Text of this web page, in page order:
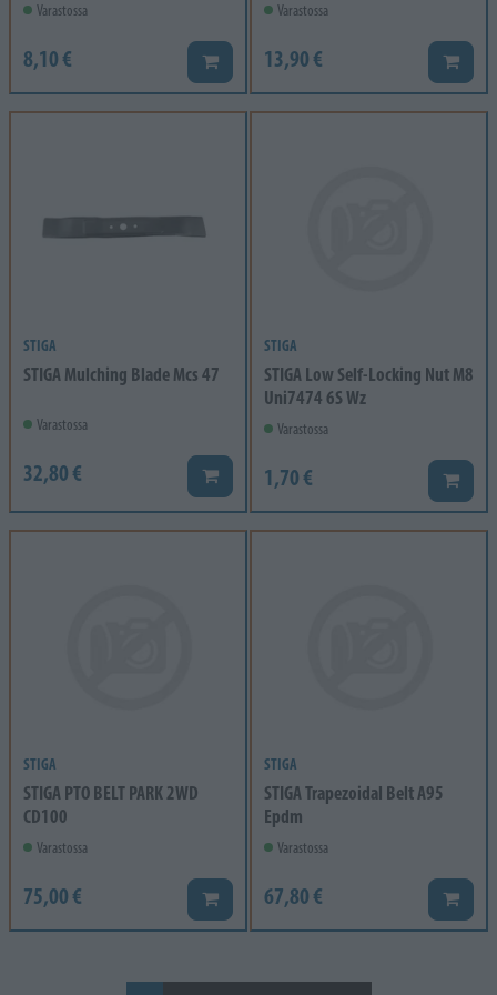
Varastossa
8,10 € Lisää koriin
Varastossa
13,90 € Lisää
STIGA
STIGA Mulching Blade Mcs 47
Varastossa
32,80 € Lisää koriin
STIGA
STIGA Low Self-Locking Nut M8
Uni7474 6S Wz
Varastossa
1,70 € Lisää
STIGA
STIGA PTO BELT PARK 2WD
CD100
Varastossa
75,00 € Lisää koriin
STIGA
STIGA Trapezoidal Belt A95
Epdm
Varastossa
67,80 € Lisää